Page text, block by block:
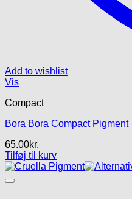
Add to wishlist
Vis
Compact
Bora Bora Compact Pigment
65.00kr.
Tilføj til kurv